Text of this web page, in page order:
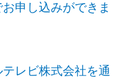
申し込みができま
レビ株式会社を通